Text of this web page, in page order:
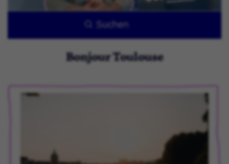
Suchen
Bonjour Toulouse